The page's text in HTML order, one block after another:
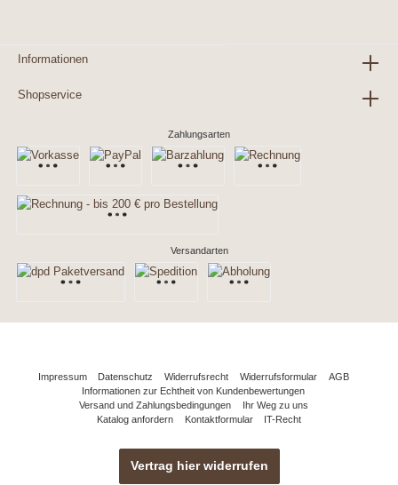
Informationen
Shopservice
Zahlungsarten
Versandarten
Impressum Datenschutz Widerrufsrecht Widerrufsformular
AGB
Informationen zur Echtheit von Kundenbewertungen
Versand und Zahlungsbedingungen
Ihr Weg zu uns
Katalog anfordern
Kontaktformular IT-Recht
Vertrag hier widerrufen